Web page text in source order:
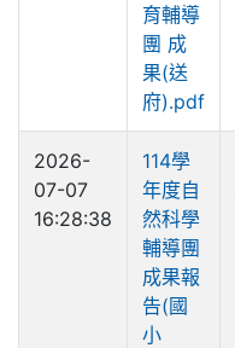
育輔導
團 成
果(送
府).pdf
2026-
07-07
16:28:38
114學
年度自
然科學
輔導團
成果報
告(國
小